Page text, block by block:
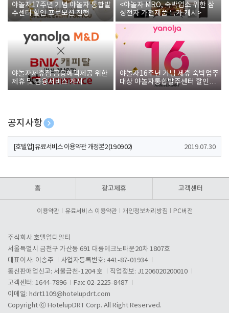
야놀자17주년 기념 야놀자 통합발
주센터 할인 프로모션 진행
<야놀자 MRO, 숙박업소 위한 삼
성전자 가전제품 특가 개시>
야놀자제휴점 금융혜택제공 위한
제휴 및 금융서비스 게시
야놀자16주년 기념 제휴 숙박업주
대상 야놀자통합발주센터 할인쿠
폰 증정
공지사항
[호텔업] 개인정보 처리방침 개정본1 (19.09.02)
[호텔업] 유료서비스 이용약관 개정본2 (19.09.02) 2019.07.30
홈 광고제휴 고객센터
이용약관 유료서비스 이용약관 개인정보처리방침 PC버전
주식회사 호텔업디알티
서울특별시 금천구 가산동 691 대륭테크노타운20차 1807호
대표이사: 이송주
사업자등록번호: 441-87-01934
통신판매업신고: 서울금천-1204 호
직업정보: J1206020200010
고객센터: 1644-7896
Fax: 02-2225-8487
이메일: hdrt1109@hotelupdrt.com
Copyright ⓒ HotelupDRT Corp. All Right Reserved.